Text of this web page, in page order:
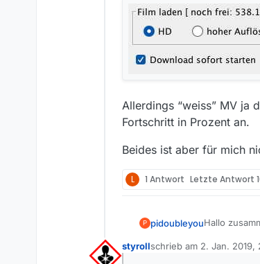
Allerdings “weiss” MV ja
Fortschritt in Prozent an.
Beides ist aber für mich
L 1 Antwort Letzte Antwort
P pidoubleyouHallo
nachdem
styrollschrieb am 2. Jan. 2019,
zuletzt editiert von styroll